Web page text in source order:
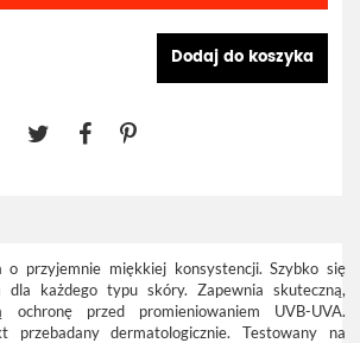
Dodaj do koszyka
o przyjemnie miękkiej konsystencji. Szybko się
dla każdego typu skóry. Zapewnia skuteczną,
ochronę przed promieniowaniem UVB-UVA.
przebadany dermatologicznie. Testowany na